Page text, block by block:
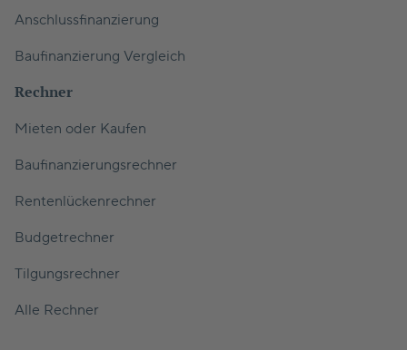
Anschlussfinanzierung
Baufinanzierung Vergleich
Rechner
Mieten oder Kaufen
Baufinanzierungsrechner
Rentenlückenrechner
Budgetrechner
Tilgungsrechner
Alle Rechner